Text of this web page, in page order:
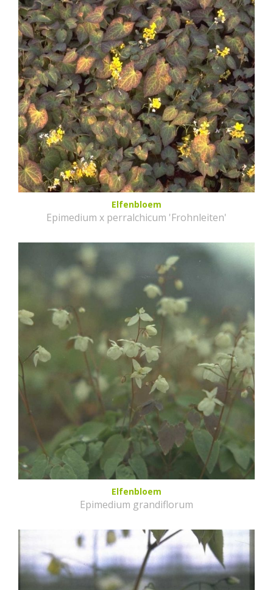
Elfenbloem
Epimedium x perralchicum 'Frohnleiten'
Elfenbloem
Epimedium grandiflorum